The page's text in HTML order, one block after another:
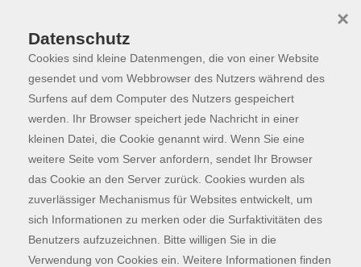
Skip to main content
Programm
Der Kurs konnte nicht gefunden werden.
Kontaktformular
Impressum
AGB
Datenschutz
Cookies sind kleine Datenmengen, die von einer Website
gesendet und vom Webbrowser des Nutzers während des
Surfens auf dem Computer des Nutzers gespeichert
werden. Ihr Browser speichert jede Nachricht in einer
kleinen Datei, die Cookie genannt wird. Wenn Sie eine
weitere Seite vom Server anfordern, sendet Ihr Browser
das Cookie an den Server zurück. Cookies wurden als
zuverlässiger Mechanismus für Websites entwickelt, um
sich Informationen zu merken oder die Surfaktivitäten des
Benutzers aufzuzeichnen. Bitte willigen Sie in die
Verwendung von Cookies ein. Weitere Informationen finden
×